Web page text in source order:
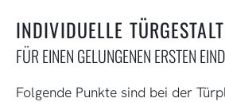
INDIVIDUELLE
FÜR EINEN GELUNGENEN ERSTEN
Folgende Punkte sind bei der